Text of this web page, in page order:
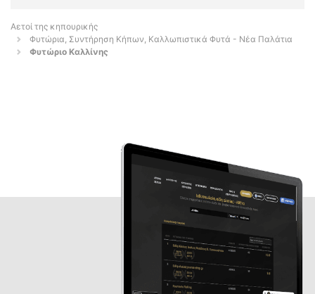
Αετοί της κηπουρικής
Φυτώρια, Συντήρηση Κήπων, Καλλωπιστικά Φυτά - Νέα Παλάτια
Φυτώριο Καλλίνης